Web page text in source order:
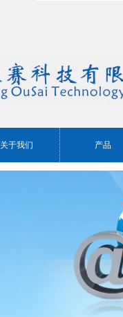
关于我们 产品